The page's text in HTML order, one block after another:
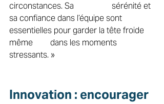
circonstances. Sa 		sérénité et
sa confiance dans l’équipe sont
essentielles pour garder la tête froide
même 	dans les moments
stressants. »
Innovation : encourager